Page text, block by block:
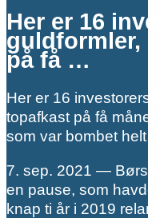
Her er 16
guldformler,
på få …
Her er 16
topafkast på få
som var bombet helt
7. sep. 2021 —
en pause, som
knap ti år i 2019